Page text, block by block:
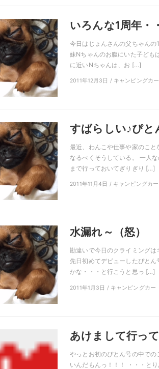
いろんな1周年・
今日はじょんさんの父ちゃん
妹Nちゃんのお腹にいた子ども
に近いNちゃんは、お […]
2011年12月3日 / キャンピングカー
すばらしい♪ぴと
最近、わんこや仕事や家のこと
なるべくそうしている。 一人
まで行っておいてぎりぎり […]
2011年11月4日 / キャンピングカー
水漏れ～（怒）
勘違いで今日のクライミングは
先日初めてデビューしたぴと
かな・・・と行こうと思っ […]
2011年1月3日 / キャンピングカー
あけまして行っ
やっとお初のぴとん号の中で
いんだもんっ！！！ ・・・と